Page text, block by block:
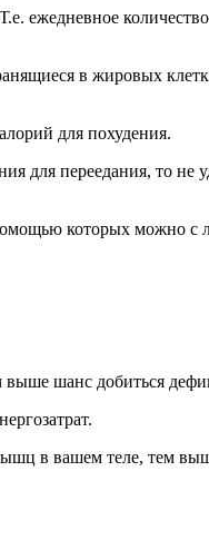
ежедневное
в жировых
для похудения.
для переедания, то не
которых можно с
выше шанс добиться
в вашем теле, тем